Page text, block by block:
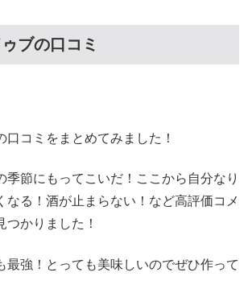
ブの口コミ
口コミをまとめてみました！
季節にもってこいだ！ここから自分なり
なる！酒が止まらない！など高評価コメ
つかりました！
最強！とっても美味しいのでぜひ作って